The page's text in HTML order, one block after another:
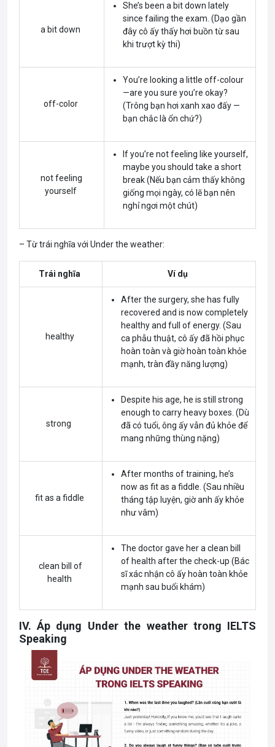
a bit down
She’s been a bit down lately
since failing the exam. (Dạo gần
đây cô ấy thấy hơi buồn từ sau
khi trượt kỳ thi)
off-color
You’re looking a little off-colour
—are you sure you’re okay?
(Trông bạn hơi xanh xao đấy —
bạn chắc là ổn chứ?)
not feeling
yourself
If you’re not feeling like yourself,
maybe you should take a short
break (Nếu bạn cảm thấy không
giống mọi ngày, có lẽ bạn nên
nghỉ ngơi một chút)
– Từ trái nghĩa với Under the weather:
Trái nghĩa Ví dụ
healthy
After the surgery, she has fully
recovered and is now completely
healthy and full of energy. (Sau
ca phẫu thuật, cô ấy đã hồi phục
hoàn toàn và giờ hoàn toàn khỏe
mạnh, tràn đầy năng lượng)
strong
Despite his age, he is still strong
enough to carry heavy boxes. (Dù
đã có tuổi, ông ấy vẫn đủ khỏe để
mang những thùng nặng)
fit as a fiddle
After months of training, he’s
now as fit as a fiddle. (Sau nhiều
tháng tập luyện, giờ anh ấy khỏe
như vâm)
clean bill of
health
The doctor gave her a clean bill
of health after the check-up (Bác
sĩ xác nhận cô ấy hoàn toàn khỏe
mạnh sau buổi khám)
IV. Áp dụng Under the weather trong IELTS
Speaking